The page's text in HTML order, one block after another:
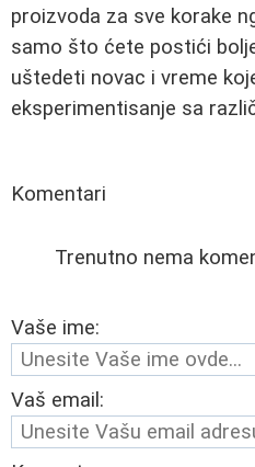
proizvoda za sve korake
samo što ćete postići
uštedeti novac i vreme
eksperimentisanje sa
Komentari
Trenutno nema
Vaše ime:
Vaš email: